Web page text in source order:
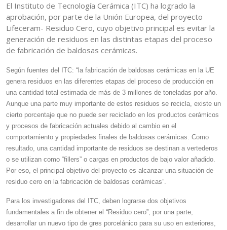
El Instituto de Tecnología Cerámica (ITC) ha logrado la
aprobación, por parte de la Unión Europea, del proyecto
Lifeceram- Residuo Cero, cuyo objetivo principal es evitar la
generación de residuos en las distintas etapas del proceso
de fabricación de baldosas cerámicas.
Según fuentes del ITC: “l a fabricación de baldosas cerámicas en la UE
genera residuos en las diferentes etapas del proceso de producción en
una cantidad total estimada de más de 3 millones de toneladas por año.
Aunque una parte muy importante de estos residuos se recicla, existe un
cierto porcentaje que no puede ser reciclado en los productos cerámicos
y procesos de fabricación actuales debido al cambio en el
comportamiento y propiedades finales de baldosas cerámicas. Como
resultado, una cantidad importante de residuos se destinan a vertederos
o se utilizan como “fillers” o cargas en productos de bajo valor añadido.
Por eso, el principal objetivo del proyecto es alcanzar una situación de
residuo cero en la fabricación de baldosas cerámicas”.
Para los investigadores del ITC, deben lograrse dos objetivos
fundamentales a fin de obtener el “Residuo cero”; por una parte,
desarrollar un nuevo tipo de gres porcelánico para su uso en exteriores,